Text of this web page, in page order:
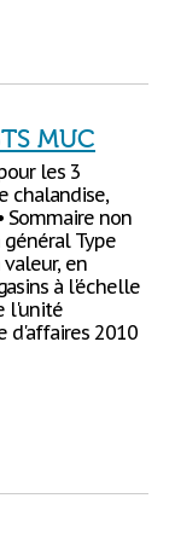
MUC
les 3
chalandise,
Sommaire non
Type
en
à l'échelle
l'unité
d'affaires 2010